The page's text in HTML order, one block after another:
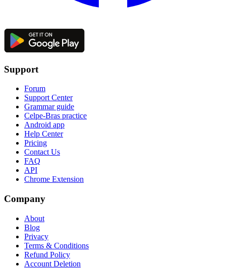
Support
Forum
Support Center
Grammar guide
Celpe-Bras practice
Android app
Help Center
Pricing
Contact Us
FAQ
API
Chrome Extension
Company
About
Blog
Privacy
Terms & Conditions
Refund Policy
Account Deletion